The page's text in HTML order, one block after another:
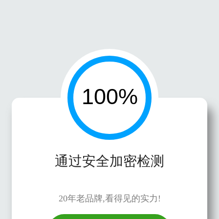
通过安全加密检测
20年老品牌,看得见的实力!